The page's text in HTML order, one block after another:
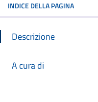
INDICE DELLA PAGINA
Descrizione
A cura di